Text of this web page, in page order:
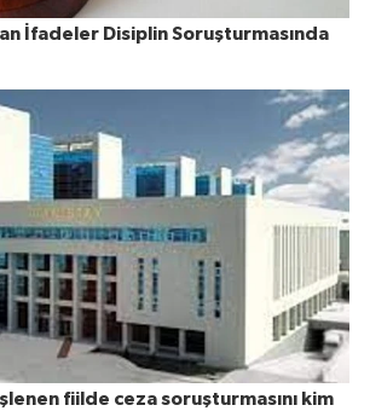
İfadeler Disiplin Soruşturmasında
fiilde ceza soruşturmasını kim